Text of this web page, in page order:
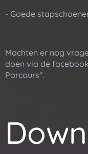
- Goede
Mochten er nog
doen via de
Parcours".